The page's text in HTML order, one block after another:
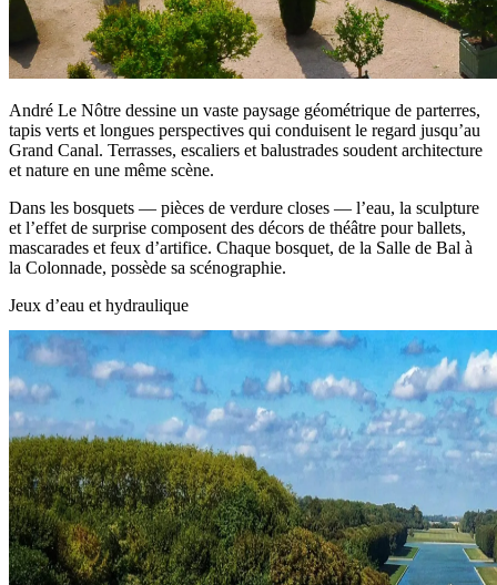
André Le Nôtre dessine un vaste paysage géométrique de parterres,
tapis verts et longues perspectives qui conduisent le regard jusqu’au
Grand Canal. Terrasses, escaliers et balustrades soudent architecture
et nature en une même scène.
Dans les bosquets — pièces de verdure closes — l’eau, la sculpture
et l’effet de surprise composent des décors de théâtre pour ballets,
mascarades et feux d’artifice. Chaque bosquet, de la Salle de Bal à
la Colonnade, possède sa scénographie.
Jeux d’eau et hydraulique